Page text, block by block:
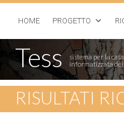
HOME PROGETTO
Tess
sistema per la
informatizzata
RISULTATI